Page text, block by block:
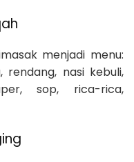
menjadi menu:
rendang, nasi kebuli,
sop, rica-rica,